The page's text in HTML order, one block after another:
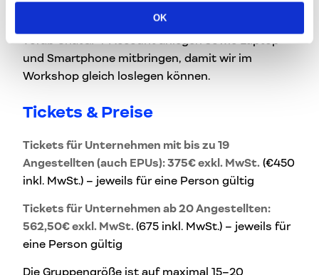
OK
mit ChatGPT Plus, zeigen aber auch
Lösungswege mit der kostenlosen Variante. Bitte
vorab ChatGPT Account anlegen sowie Laptop
und Smartphone mitbringen, damit wir im
Workshop gleich loslegen können.
Tickets & Preise
Tickets für Unternehmen mit bis zu 19
Angestellten (auch EPUs): 375€ exkl. MwSt. (€450
inkl. MwSt.) – jeweils für eine Person gültig
Tickets für Unternehmen ab 20 Angestellten:
562,50€ exkl. MwSt.(675 inkl. MwSt.) – jeweils für
eine Person gültig
Die Gruppengröße ist auf maximal 15–20